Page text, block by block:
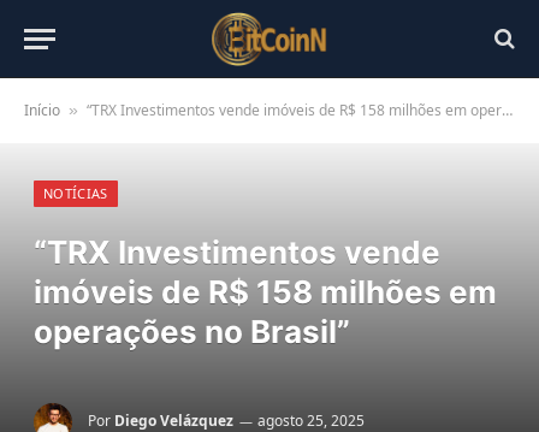
Início » “TRX Investimentos vende imóveis de R$ 158 milhões em operações no Brasil”
NOTÍCIAS
“TRX Investimentos vende
imóveis de R$ 158 milhões em
operações no Brasil”
Por Diego Velázquez agosto 25, 2025